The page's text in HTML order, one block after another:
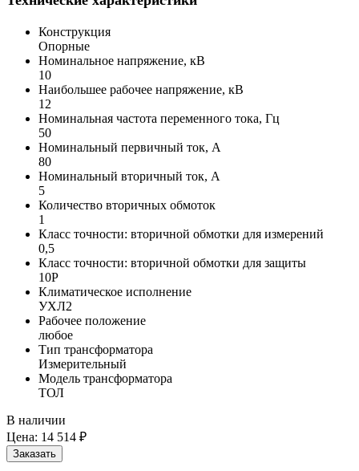
Конструкция
Опорные
Номинальное напряжение, кВ
10
Наибольшее рабочее напряжение, кВ
12
Номинальная частота переменного тока, Гц
50
Номинальный первичный ток, А
80
Номинальный вторичный ток, А
5
Количество вторичных обмоток
1
Класс точности: вторичной обмотки для измерений
0,5
Класс точности: вторичной обмотки для защиты
10P
Климатическое исполнение
УХЛ2
Рабочее положение
любое
Тип трансформатора
Измерительный
Модель трансформатора
ТОЛ
В наличии
Цена: 14 514 ₽